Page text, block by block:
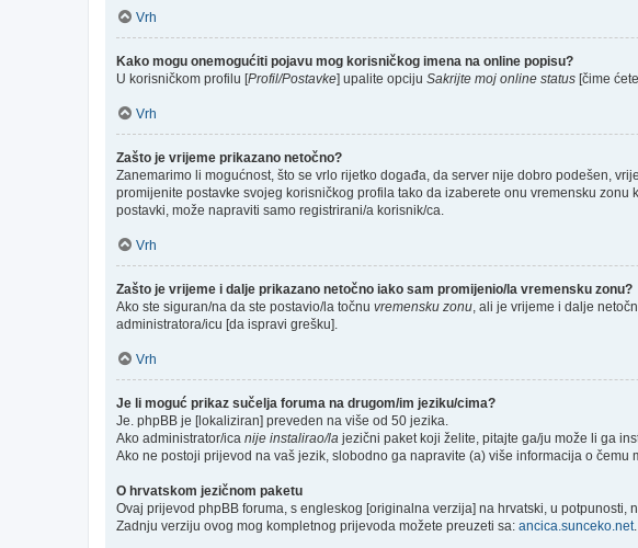
Vrh
Kako mogu onemogućiti pojavu mog korisničkog imena na online popisu?
U korisničkom profilu [Profil/Postavke] upalite opciju Sakrijte moj online status [čime
Vrh
Zašto je vrijeme prikazano netočno?
Zanemarimo li mogućnost, što se vrlo rijetko događa, da server nije dobro podešen,
promijenite postavke svojeg korisničkog profila tako da izaberete onu vremensku
postavki, može napraviti samo registrirani/a korisnik/ca.
Vrh
Zašto je vrijeme i dalje prikazano netočno iako sam promijenio/la vremensku zonu?
Ako ste siguran/na da ste postavio/la točnu vremensku zonu, ali je vrijeme i dalje
administratora/icu [da ispravi grešku].
Vrh
Je li moguć prikaz sučelja foruma na drugom/im jeziku/cima?
Je. phpBB je [lokaliziran] preveden na više od 50 jezika.
Ako administrator/ica nije instalirao/la jezični paket koji želite, pitajte ga/ju može li ga
Ako ne postoji prijevod na vaš jezik, slobodno ga napravite (a) više informacija o čemu
O hrvatskom jezičnom paketu
Ovaj prijevod phpBB foruma, s engleskog [originalna verzija] na hrvatski, u potpunosti,
Zadnju verziju ovog mog kompletnog prijevoda možete preuzeti sa: ancica.sunceko.net.